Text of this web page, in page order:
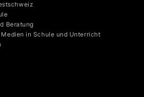
Beratung
in Schule und Unterricht